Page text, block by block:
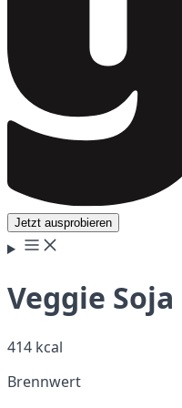
Jetzt ausprobieren
Veggie
414 kcal
Brennwert